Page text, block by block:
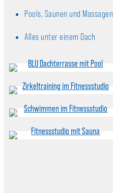
Pools, Saunen und Massagen
Alles unter einem Dach